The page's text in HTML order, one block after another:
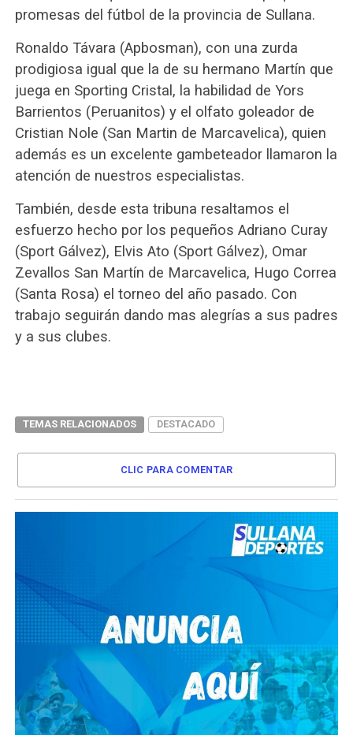
promesas del fútbol de la provincia de Sullana.
Ronaldo Távara (Apbosman), con una zurda
prodigiosa igual que la de su hermano Martín que
juega en Sporting Cristal, la habilidad de Yors
Barrientos (Peruanitos) y el olfato goleador de
Cristian Nole (San Martin de Marcavelica), quien
además es un excelente gambeteador llamaron la
atención de nuestros especialistas.
También, desde esta tribuna resaltamos el
esfuerzo hecho por los pequeños Adriano Curay
(Sport Gálvez), Elvis Ato (Sport Gálvez), Omar
Zevallos San Martín de Marcavelica, Hugo Correa
(Santa Rosa) el torneo del año pasado. Con
trabajo seguirán dando mas alegrías a sus padres
y a sus clubes.
TEMAS RELACIONADOS DESTACADO
CLIC PARA COMENTAR